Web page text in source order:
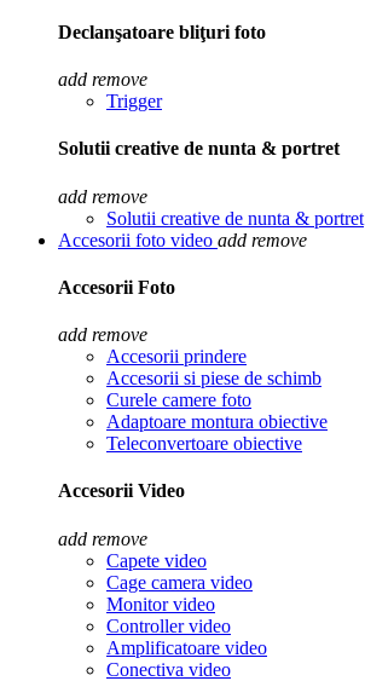
Declanşatoare bliţuri foto
add remove
Trigger
Solutii creative de nunta & portret
add remove
Solutii creative de nunta & portret
Accesorii foto video add remove
Accesorii Foto
add remove
Accesorii prindere
Accesorii si piese de schimb
Curele camere foto
Adaptoare montura obiective
Teleconvertoare obiective
Accesorii Video
add remove
Capete video
Cage camera video
Monitor video
Controller video
Amplificatoare video
Conectiva video